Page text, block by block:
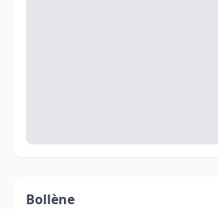
Bollène